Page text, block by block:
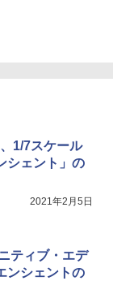
1/7スケール
シェント」の
2021年2月5日
ティブ・エデ
ンシェントの